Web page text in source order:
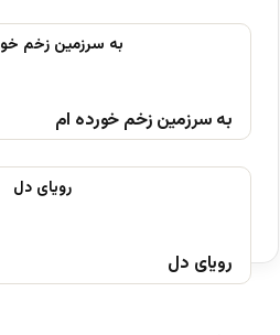
به سرزمین زخم خورده ام
رویای دل